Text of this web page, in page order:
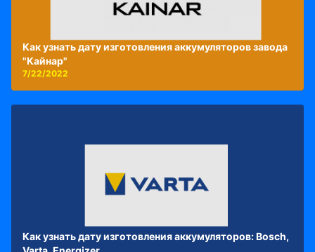
Как узнать дату изготовления аккумуляторов завода
"Кайнар"
7/22/2022
Как узнать дату изготовления аккумуляторов: Bosch,